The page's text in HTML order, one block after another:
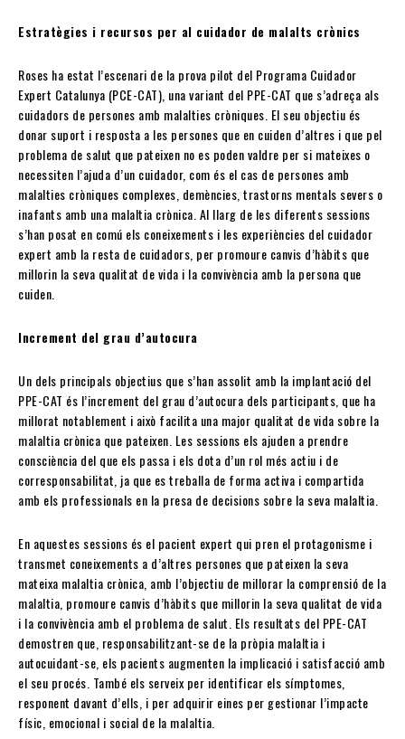
Estratègies i recursos per al cuidador de malalts crònics
Roses ha estat l’escenari de la prova pilot del Programa Cuidador
Expert Catalunya (PCE-CAT), una variant del PPE-CAT que s’adreça als
cuidadors de persones amb malalties cròniques. El seu objectiu és
donar suport i resposta a les persones que en cuiden d’altres i que pel
problema de salut que pateixen no es poden valdre per si mateixes o
necessiten l’ajuda d’un cuidador, com és el cas de persones amb
malalties cròniques complexes, demències, trastorns mentals severs o
inafants amb una malaltia crònica. Al llarg de les diferents sessions
s’han posat en comú els coneixements i les experiències del cuidador
expert amb la resta de cuidadors, per promoure canvis d’hàbits que
millorin la seva qualitat de vida i la convivència amb la persona que
cuiden.
Increment del grau d’autocura
Un dels principals objectius que s’han assolit amb la implantació del
PPE-CAT és l’increment del grau d’autocura dels participants, que ha
millorat notablement i això facilita una major qualitat de vida sobre la
malaltia crònica que pateixen. Les sessions els ajuden a prendre
consciència del que els passa i els dota d’un rol més actiu i de
corresponsabilitat, ja que es treballa de forma activa i compartida
amb els professionals en la presa de decisions sobre la seva malaltia.
En aquestes sessions és el pacient expert qui pren el protagonisme i
transmet coneixements a d’altres persones que pateixen la seva
mateixa malaltia crònica, amb l’objectiu de millorar la comprensió de la
malaltia, promoure canvis d’hàbits que millorin la seva qualitat de vida
i la convivència amb el problema de salut. Els resultats del PPE-CAT
demostren que, responsabilitzant-se de la pròpia malaltia i
autocuidant-se, els pacients augmenten la implicació i satisfacció amb
el seu procés. També els serveix per identificar els símptomes,
responent davant d’ells, i per adquirir eines per gestionar l’impacte
físic, emocional i social de la malaltia.